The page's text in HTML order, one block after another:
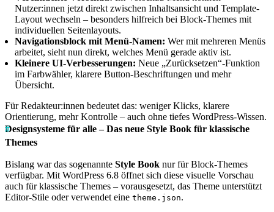
Nutzer:innen jetzt direkt zwischen Inhaltsansicht und Template-
Layout wechseln – besonders hilfreich bei Block-Themes mit
individuellen Seitenlayouts.
Navigationsblock mit Menü-Namen: Wer mit mehreren Menüs
arbeitet, sieht nun direkt, welches Menü gerade aktiv ist.
Kleinere UI-Verbesserungen: Neue „Zurücksetzen“-Funktion
im Farbwähler, klarere Button-Beschriftungen und mehr
Übersicht.
Für Redakteur:innen bedeutet das: weniger Klicks, klarere
Orientierung, mehr Kontrolle – auch ohne tiefes WordPress-Wissen.
Designsysteme für alle – Das neue Style Book für klassische
Themes
Bislang war das sogenannte Style Book nur für Block-Themes
verfügbar. Mit WordPress 6.8 öffnet sich diese visuelle Vorschau
auch für klassische Themes – vorausgesetzt, das Theme unterstützt
Editor-Stile oder verwendet eine theme.json.